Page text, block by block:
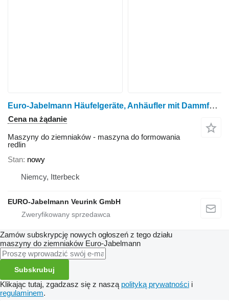
Euro-Jabelmann Häufelgeräte, Anhäufler mit Dammformbleche, 2 + 4 Reigen
Cena na żądanie
Maszyny do ziemniaków - maszyna do formowania
redlin
Stan nowy
Niemcy, Itterbeck
EURO-Jabelmann Veurink GmbH
Zamów subskrypcję nowych ogłoszeń z tego działu
maszyny do ziemniaków Euro-Jabelmann
Subskrubuj
Klikając tutaj, zgadzasz się z naszą polityką prywatności i
regulaminem.